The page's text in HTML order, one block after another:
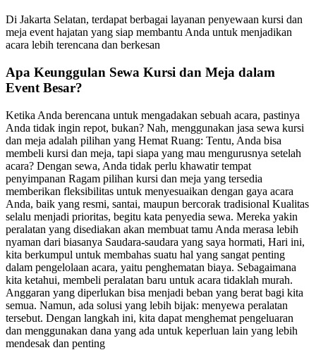
Di Jakarta Selatan, terdapat berbagai layanan penyewaan kursi dan
meja event hajatan yang siap membantu Anda untuk menjadikan
acara lebih terencana dan berkesan
Apa Keunggulan Sewa Kursi dan Meja dalam
Event Besar?
Ketika Anda berencana untuk mengadakan sebuah acara, pastinya
Anda tidak ingin repot, bukan? Nah, menggunakan jasa sewa kursi
dan meja adalah pilihan yang Hemat Ruang: Tentu, Anda bisa
membeli kursi dan meja, tapi siapa yang mau mengurusnya setelah
acara? Dengan sewa, Anda tidak perlu khawatir tempat
penyimpanan Ragam pilihan kursi dan meja yang tersedia
memberikan fleksibilitas untuk menyesuaikan dengan gaya acara
Anda, baik yang resmi, santai, maupun bercorak tradisional Kualitas
selalu menjadi prioritas, begitu kata penyedia sewa. Mereka yakin
peralatan yang disediakan akan membuat tamu Anda merasa lebih
nyaman dari biasanya Saudara-saudara yang saya hormati, Hari ini,
kita berkumpul untuk membahas suatu hal yang sangat penting
dalam pengelolaan acara, yaitu penghematan biaya. Sebagaimana
kita ketahui, membeli peralatan baru untuk acara tidaklah murah.
Anggaran yang diperlukan bisa menjadi beban yang berat bagi kita
semua. Namun, ada solusi yang lebih bijak: menyewa peralatan
tersebut. Dengan langkah ini, kita dapat menghemat pengeluaran
dan menggunakan dana yang ada untuk keperluan lain yang lebih
mendesak dan penting